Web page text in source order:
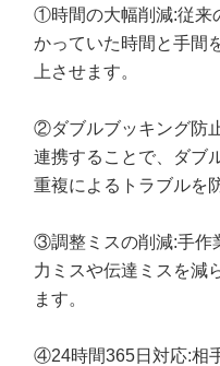
①時間の大幅削減:従来
かっていた時間と手間
上させます。
②ダブルブッキング防
連携することで、ダブ
重複によるトラブルを
③調整ミスの削減:手作
力ミスや伝達ミスを減
ます。
④24時間365日対応:相